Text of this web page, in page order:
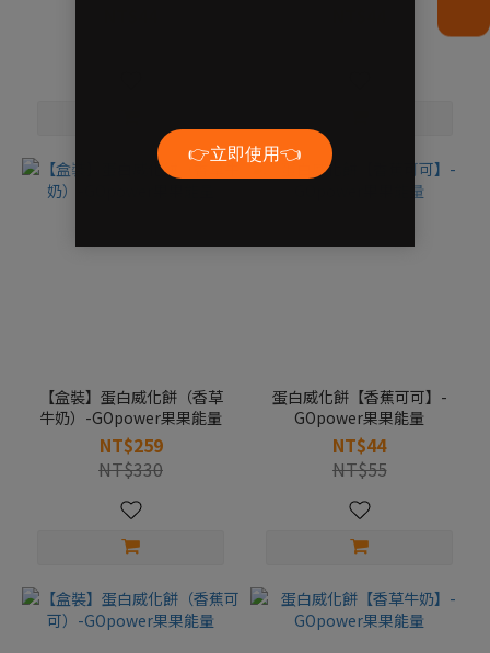
【盒裝】蛋白威化餅（香草
牛奶）-GOpower果果能量
NT$259
NT$330
蛋白威化餅【香蕉可可】-
GOpower果果能量
NT$44
NT$55